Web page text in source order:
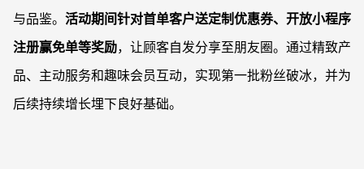
与品鉴。 活动期间针对首单客户送定制优惠券、开放小程序
注册赢免单等奖励，让顾客自发分享至朋友圈。通过精致产
品、主动服务和趣味会员互动，实现第一批粉丝破冰，并为
后续持续增长埋下良好基础。